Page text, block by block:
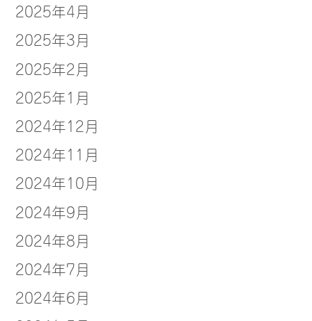
2025年4月
2025年3月
2025年2月
2025年1月
2024年12月
2024年11月
2024年10月
2024年9月
2024年8月
2024年7月
2024年6月